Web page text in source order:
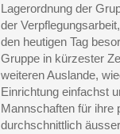
Lagerordnung der
der
den heutigen Tag
Gruppe in kürzester
weiteren Auslande,
Einrichtung einfachst
Mannschaften für ihre
durchschnittlich